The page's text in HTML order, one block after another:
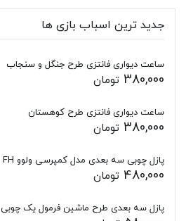
جدید ترین اسباب بازی ها
ساعت دیواری فانتزی طرح جنگل و سنجاب
380,000 تومان
ساعت دیواری فانتزی طرح کوهستان
380,000 تومان
پازل چوبی سه بعدی مدل کمپرسی ولوو FH
480,000 تومان
پازل سه بعدی طرح ماشین فرمول یک چوبی